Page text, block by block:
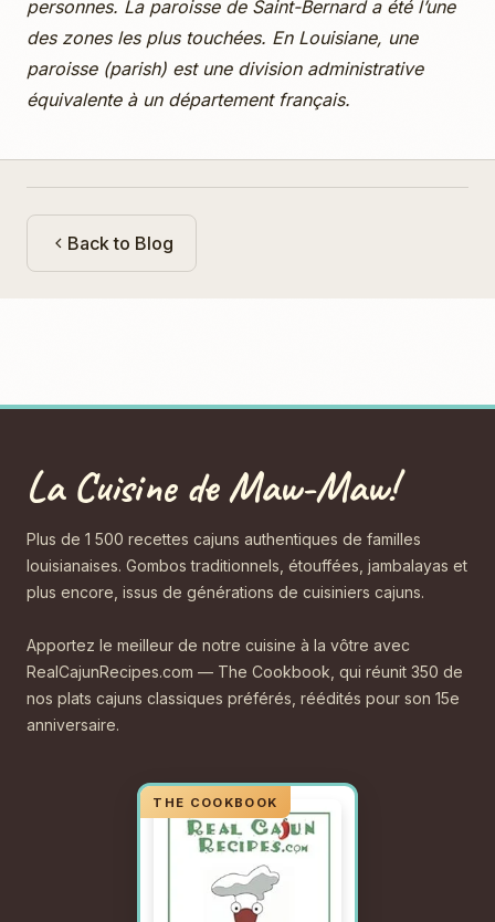
personnes. La paroisse de Saint-Bernard a été l’une
des zones les plus touchées. En Louisiane, une
paroisse (parish) est une division administrative
équivalente à un département français.
Back to Blog
La Cuisine de Maw-Maw!
Plus de 1 500 recettes cajuns authentiques de familles
louisianaises. Gombos traditionnels, étouffées, jambalayas et
plus encore, issus de générations de cuisiniers cajuns.
Apportez le meilleur de notre cuisine à la vôtre avec
RealCajunRecipes.com — The Cookbook, qui réunit 350 de
nos plats cajuns classiques préférés, réédités pour son 15e
anniversaire.